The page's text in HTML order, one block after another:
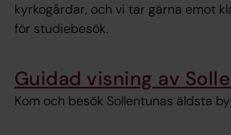
kyrkogårdar, och vi tar gärna emot
för studiebesök.
Guidad visning av
Kom och besök Sollentunas äldsta